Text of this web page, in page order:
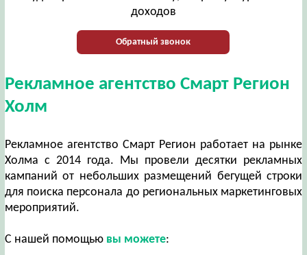
доходов
Обратный звонок
Рекламное агентство Смарт Регион
Холм
Рекламное агентство Смарт Регион работает на рынке
Холма с 2014 года. Мы провели десятки рекламных
кампаний от небольших размещений бегущей строки
для поиска персонала до региональных маркетинговых
мероприятий.
С нашей помощью вы можете: